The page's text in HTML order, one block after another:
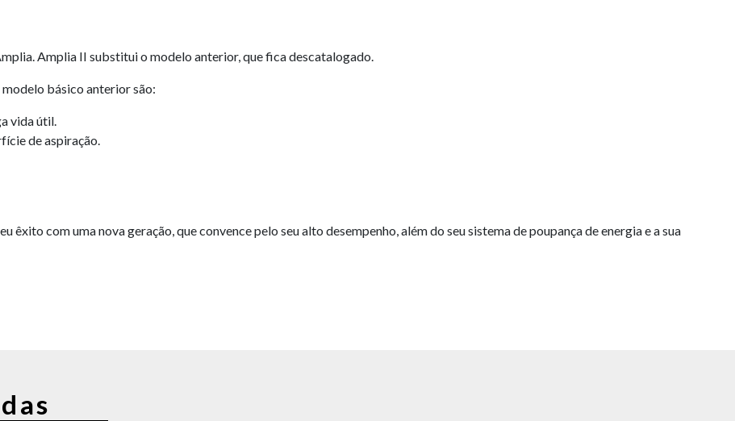
Amplia II substitui o modelo anterior, que fica descatalogado.
básico anterior são:
vida útil.
de aspiração.
êxito com uma nova geração, que convence pelo seu alto desempenho, além do seu sistema de poupança de energia e a sua